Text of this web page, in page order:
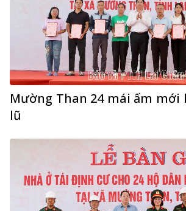
Mường Than 24 mái ấm mới
lũ